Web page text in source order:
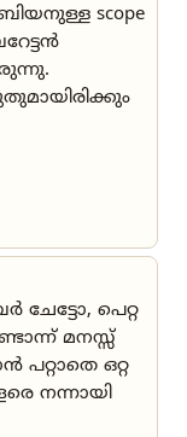
scope
പെറ്റ
മനസ്സ്
പറ്റാതെ ഒറ്റ
നന്നായി